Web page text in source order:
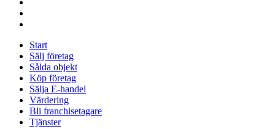
Start
Sälj företag
Sålda objekt
Köp företag
Sälja E-handel
Värdering
Bli franchisetagare
Tjänster